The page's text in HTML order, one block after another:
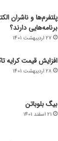
پلتفرم‌ها و ناشران
برنامه‌هایی دارند؟
27 اردیبهشت 1401
افزایش قیمت کرایه
28 اردیبهشت 1401
بیگ بلوباتن
21 اسفند 1401